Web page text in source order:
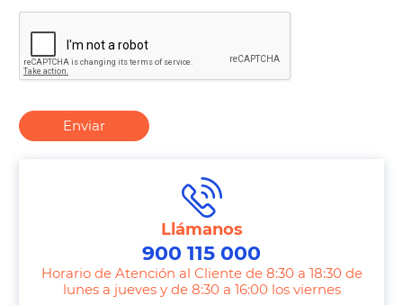
Llámanos
900 115 000
Horario de Atención al Cliente de 8:30 a 18:30 de
lunes a jueves y de 8:30 a 16:00 los viernes
Enviar